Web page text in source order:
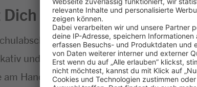
aus
erfolgreich gemeistert
und hast Spaß am Umgang mit
am Handel und an Lebensmitteln